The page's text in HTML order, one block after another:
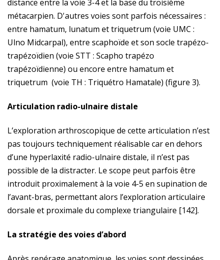
distance entre la voie 3-4 et la base du troisième
métacarpien. D'autres voies sont parfois nécessaires :
entre hamatum, lunatum et triquetrum (voie UMC :
Ulno Midcarpal), entre scaphoïde et son socle trapézo-
trapézoïdien (voie STT : Scapho trapézo
trapézoïdienne) ou encore entre hamatum et
triquetrum (voie TH : Triquétro Hamatale) (figure 3).
Articulation radio-ulnaire distale
L’exploration arthroscopique de cette articulation n’est
pas toujours techniquement réalisable car en dehors
d’une hyperlaxité radio-ulnaire distale, il n’est pas
possible de la distracter. Le scope peut parfois être
introduit proximalement à la voie 4-5 en supination de
l’avant-bras, permettant alors l’exploration articulaire
dorsale et proximale du complexe triangulaire [142].
La stratégie des voies d’abord